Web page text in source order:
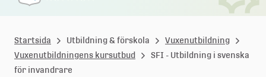
u
l
Startsida Utbildning & förskola
Vuxenutbildning
Vuxenutbildningens kursutbud
SFI - Utbildning i svenska
för invandrare